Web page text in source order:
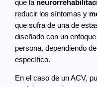
que la
reducir los síntomas y
que sufra de una de
diseñado con un
persona, dependiendo
específico.
En el caso de un ACV,